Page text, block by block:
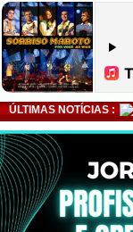
ÚLTIMAS NOTÍCIAS :